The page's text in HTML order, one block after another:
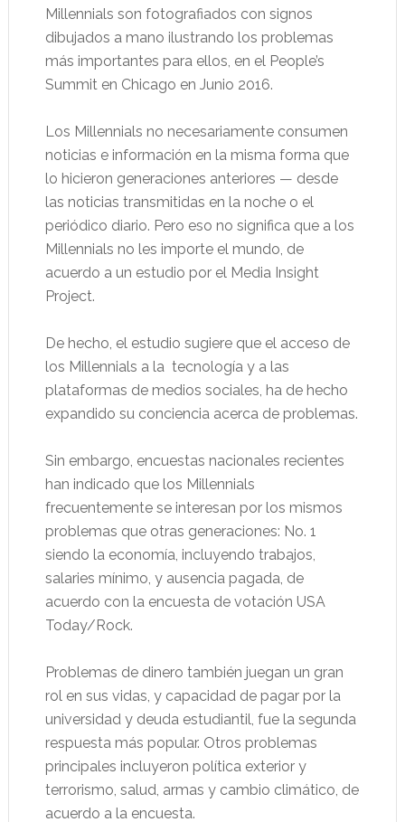
Millennials son fotografiados con signos
dibujados a mano ilustrando los problemas
más importantes para ellos, en el People’s
Summit en Chicago en Junio 2016.
Los Millennials no necesariamente consumen
noticias e información en la misma forma que
lo hicieron generaciones anteriores — desde
las noticias transmitidas en la noche o el
periódico diario. Pero eso no significa que a los
Millennials no les importe el mundo, de
acuerdo a un estudio por el Media Insight
Project.
De hecho, el estudio sugiere que el acceso de
los Millennials a la tecnología y a las
plataformas de medios sociales, ha de hecho
expandido su conciencia acerca de problemas.
Sin embargo, encuestas nacionales recientes
han indicado que los Millennials
frecuentemente se interesan por los mismos
problemas que otras generaciones: No. 1
siendo la economía, incluyendo trabajos,
salaries mínimo, y ausencia pagada, de
acuerdo con la encuesta de votación USA
Today/Rock.
Problemas de dinero también juegan un gran
rol en sus vidas, y capacidad de pagar por la
universidad y deuda estudiantil, fue la segunda
respuesta más popular. Otros problemas
principales incluyeron política exterior y
terrorismo, salud, armas y cambio climático, de
acuerdo a la encuesta.